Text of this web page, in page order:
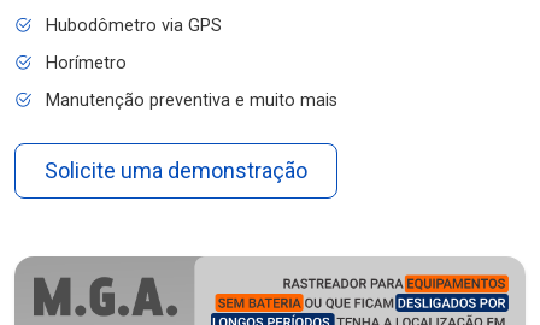
Hubodômetro via GPS
Horímetro
Manutenção preventiva e muito mais
Solicite uma demonstração